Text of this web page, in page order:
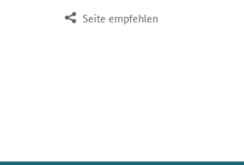
Seite empfehlen